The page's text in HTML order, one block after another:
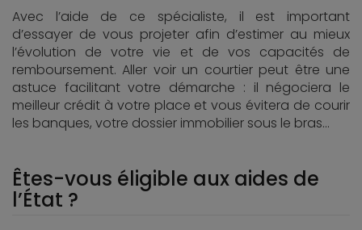
Avec l’aide de ce spécialiste, il est important
d’essayer de vous projeter afin d’estimer au mieux
l’évolution de votre vie et de vos capacités de
remboursement. Aller voir un courtier peut être une
astuce facilitant votre démarche : il négociera le
meilleur crédit à votre place et vous évitera de courir
les banques, votre dossier immobilier sous le bras…
Êtes-vous éligible aux aides de
l’État ?